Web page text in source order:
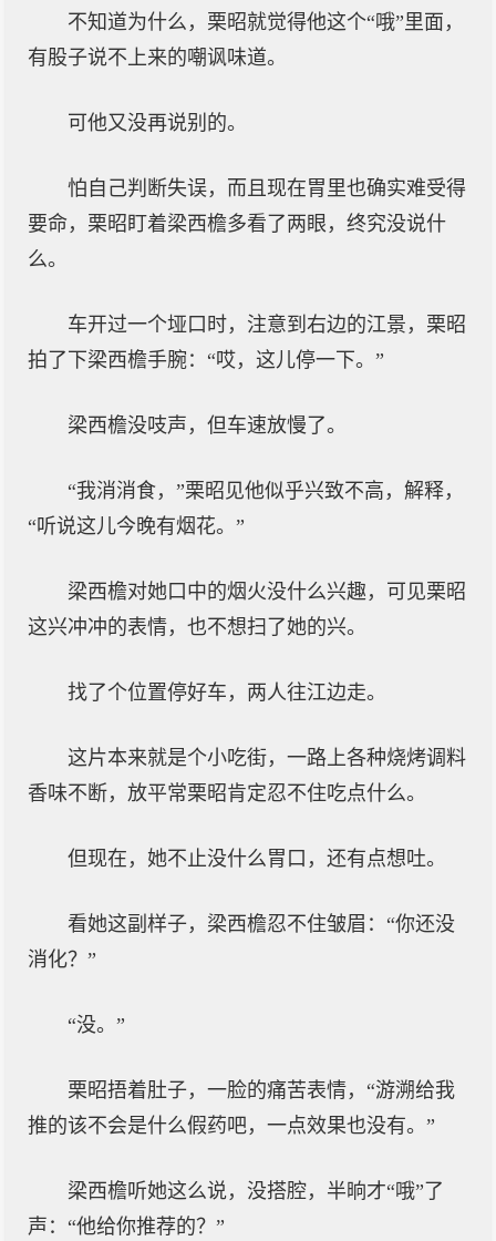
不知道为什么，栗昭就觉得他这个“哦”里面，
有股子说不上来的嘲讽味道。
可他又没再说别的。
怕自己判断失误，而且现在胃里也确实难受得
要命，栗昭盯着梁西檐多看了两眼，终究没说什
么。
车开过一个垭口时，注意到右边的江景，栗昭
拍了下梁西檐手腕：“哎，这儿停一下。”
梁西檐没吱声，但车速放慢了。
“我消消食，”栗昭见他似乎兴致不高，解释，
“听说这儿今晚有烟花。”
梁西檐对她口中的烟火没什么兴趣，可见栗昭
这兴冲冲的表情，也不想扫了她的兴。
找了个位置停好车，两人往江边走。
这片本来就是个小吃街，一路上各种烧烤调料
香味不断，放平常栗昭肯定忍不住吃点什么。
但现在，她不止没什么胃口，还有点想吐。
看她这副样子，梁西檐忍不住皱眉：“你还没
消化？”
“没。”
栗昭捂着肚子，一脸的痛苦表情，“游溯给我
推的该不会是什么假药吧，一点效果也没有。”
梁西檐听她这么说，没搭腔，半晌才“哦”了
声：“他给你推荐的？”